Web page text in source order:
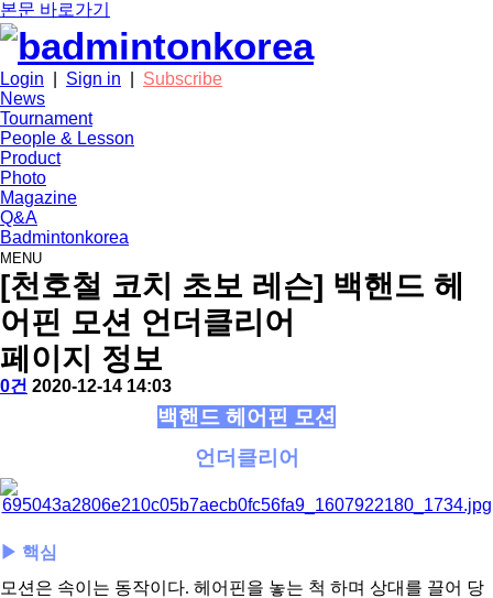
본문 바로가기
Login Sign in
Subscribe
News
Tournament
People & Lesson
Product
Photo
Magazine
Q&A
Badmintonkorea
MENU
people
[천호철 코치 초보 레슨] 백핸드 헤
어핀 모션 언더클리어
페이지 정보
작
배
리
아
댓
0건 작
2020-12-14 14:03
백핸드 헤어핀 모션
언더클리어
▶ 핵심
모션은 속이는 동작이다. 헤어핀을 놓는 척 하며 상대를 끌어 당